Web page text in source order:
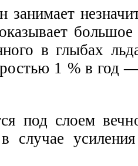
в глыбах
1 % в год
под слоем
случае